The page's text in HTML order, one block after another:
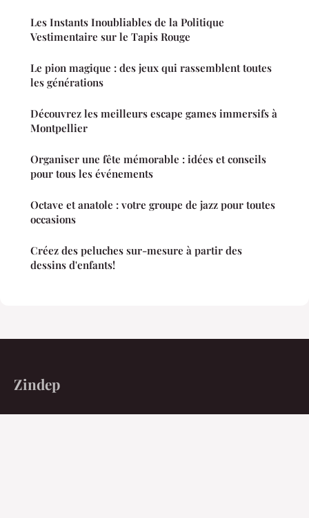
Les Instants Inoubliables de la Politique
Vestimentaire sur le Tapis Rouge
Le pion magique : des jeux qui rassemblent toutes
les générations
Découvrez les meilleurs escape games immersifs à
Montpellier
Organiser une fête mémorable : idées et conseils
pour tous les événements
Octave et anatole : votre groupe de jazz pour toutes
occasions
Créez des peluches sur-mesure à partir des
dessins d'enfants!
Zindep